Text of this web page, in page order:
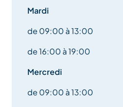
Mardi
de 09:00 à 13:00
de 16:00 à 19:00
Mercredi
de 09:00 à 13:00